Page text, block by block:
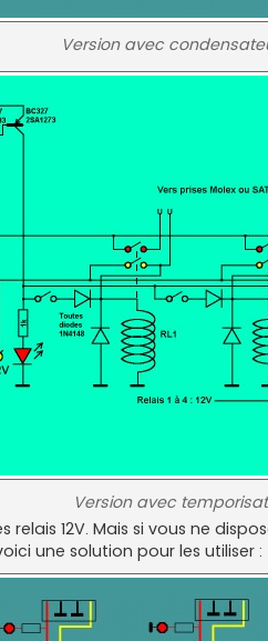
Version avec
Version avec
relais 12V. Mais si vous ne
une solution pour les utiliser :